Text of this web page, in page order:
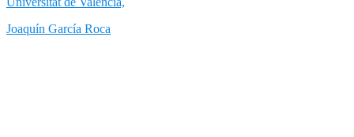
Joaquín García Roca